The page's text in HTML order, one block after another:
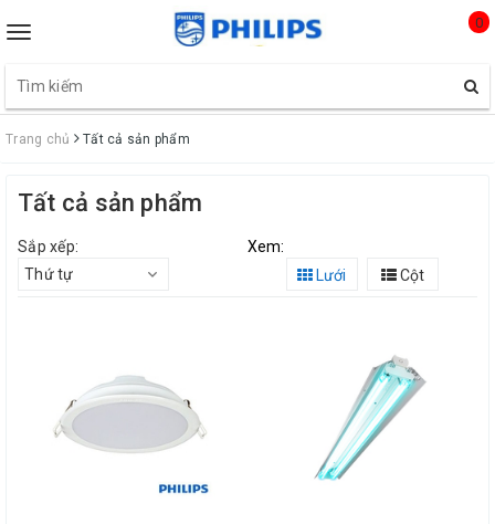
Toggle
0
Trang chủ Tất cả sản phẩm
Tất cả sản phẩm
Sắp xếp:
Thứ tự
Xem:
Lưới
Cột